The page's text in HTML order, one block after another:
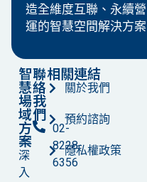
造全維度互聯、永續營
運的智慧空間解決方案
智
慧
場
域
方
案
深
入
聯
絡
我
們
02-
8228-
6356
相關連結
關於我們
預約諮詢
隱私權政策